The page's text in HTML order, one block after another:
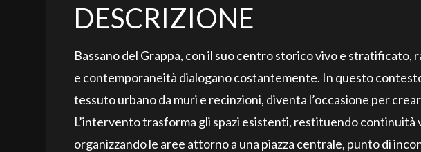
DESCRIZIONE
Bassano del Grappa, con il suo centro storico vivo e stratificato,
e contemporaneità dialogano costantemente. In questo
tessuto urbano da muri e recinzioni, diventa l’occasione per
L’intervento trasforma gli spazi esistenti, restituendo continuità
organizzando le aree attorno a una piazza centrale, punto di